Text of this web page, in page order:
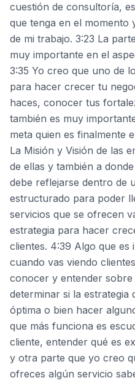
cuestión de consultoría,
que tenga en el momento
de mi trabajo. 3:23 La
muy importante en el
3:35 Yo creo que uno de
para hacer crecer tu
haces, conocer tus
también es muy
meta quien es finalmente
La Misión y Visión de las
de ellas y también a
debe reflejarse dentro de
estructurado para poder
servicios que se ofrecen
estrategia para hacer
clientes. 4:39 Algo que es
cuando vas viendo
conocer y entender sobre
determinar si la estrategia
óptima o bien hacer
que más funciona es
cliente, entender qué es
y otra parte que yo creo
ofreces algún servicio